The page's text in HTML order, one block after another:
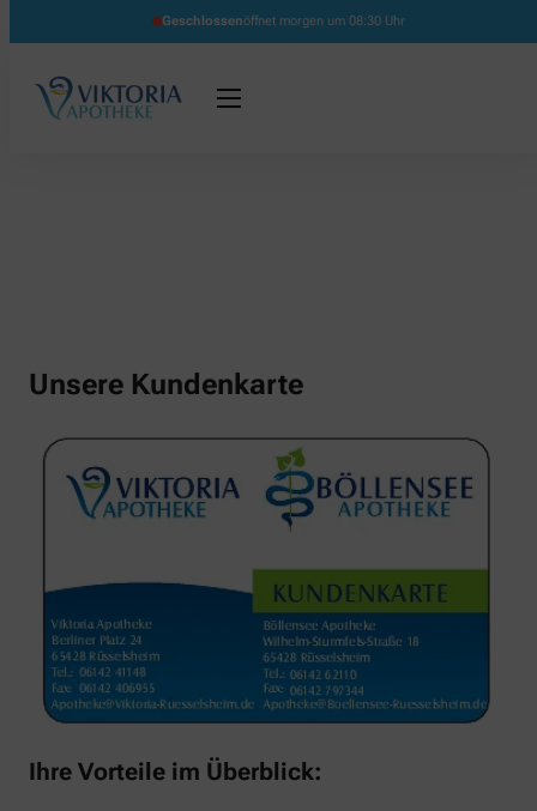
Geschlossenöffnet morgen um 08:30 Uhr
Unsere Kundenkarte
Ihre Vorteile im Überblick: